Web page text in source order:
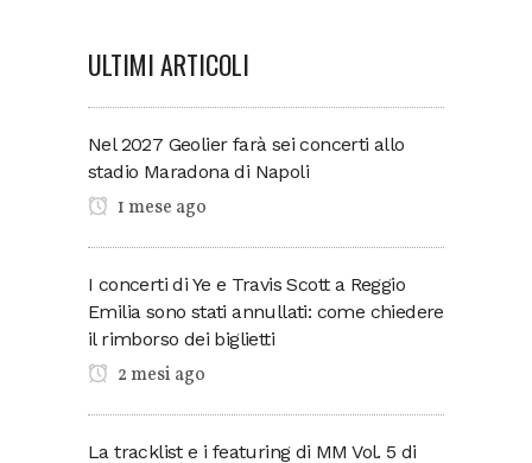
ULTIMI ARTICOLI
Nel 2027 Geolier farà sei concerti allo
stadio Maradona di Napoli
1 mese ago
I concerti di Ye e Travis Scott a Reggio
Emilia sono stati annullati: come chiedere
il rimborso dei biglietti
2 mesi ago
La tracklist e i featuring di MM Vol. 5 di